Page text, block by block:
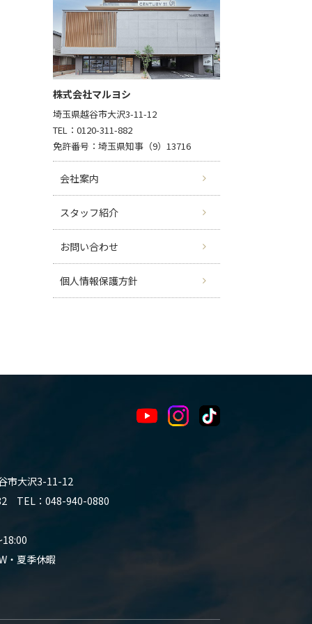
株式会社マルヨシ
埼玉県越谷市大沢3-11-12
TEL：0120-311-882
免許番号：埼玉県知事（9）13716
会社案内
スタッフ紹介
お問い合わせ
個人情報保護方針
市大沢3-11-12
TEL：048-940-0880
・夏季休暇